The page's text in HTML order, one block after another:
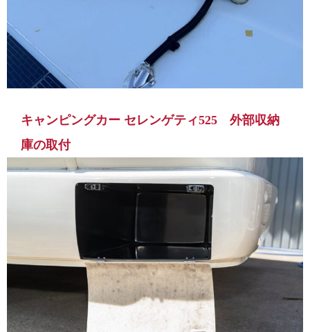
キャンピングカー セレンゲティ525 外部収納
庫の取付